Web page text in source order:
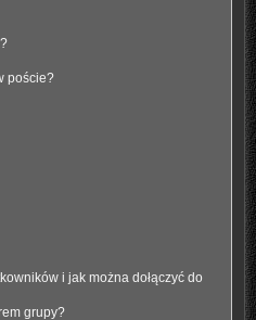
poście?
i jak można dołączyć do
grupy?